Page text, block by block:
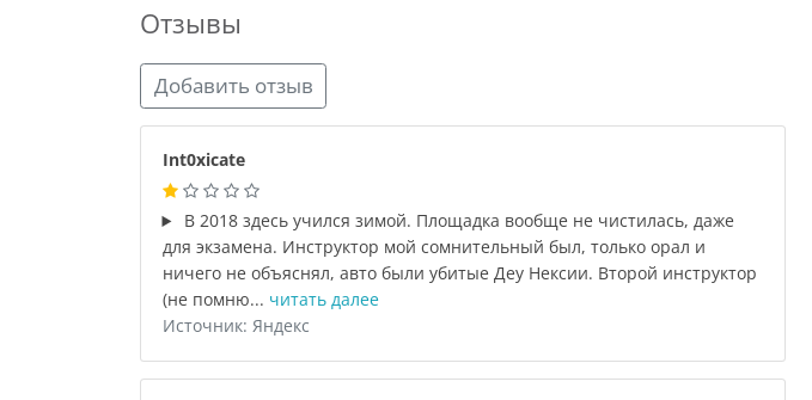
Отзывы
Добавить отзыв
Int0xicate
В 2018 здесь учился зимой. Площадка вообще не чистилась, даже
для экзамена. Инструктор мой сомнительный был, только орал и
ничего не объяснял, авто были убитые Деу Нексии. Второй инструктор
(не помню... читать далее
Источник: Яндекс